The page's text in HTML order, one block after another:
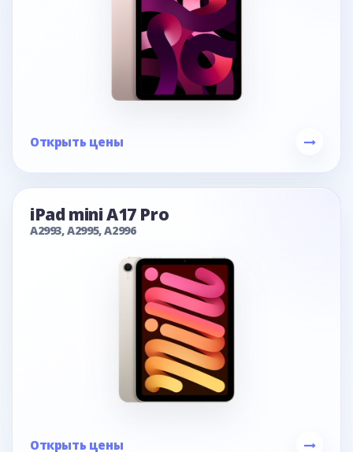
Открыть цены
iPad mini A17 Pro
A2993, A2995, A2996
Открыть цены